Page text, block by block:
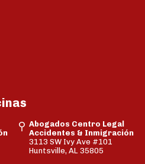
Abogados Centro Legal
Accidentes & Inmigración
3113 SW Ivy Ave #101
Huntsville, AL 35805